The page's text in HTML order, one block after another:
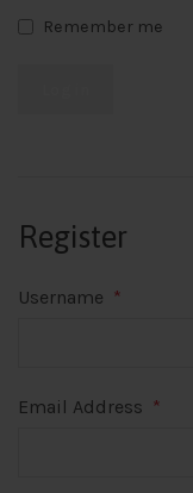
Remember me
Register
Username *
Email Address *